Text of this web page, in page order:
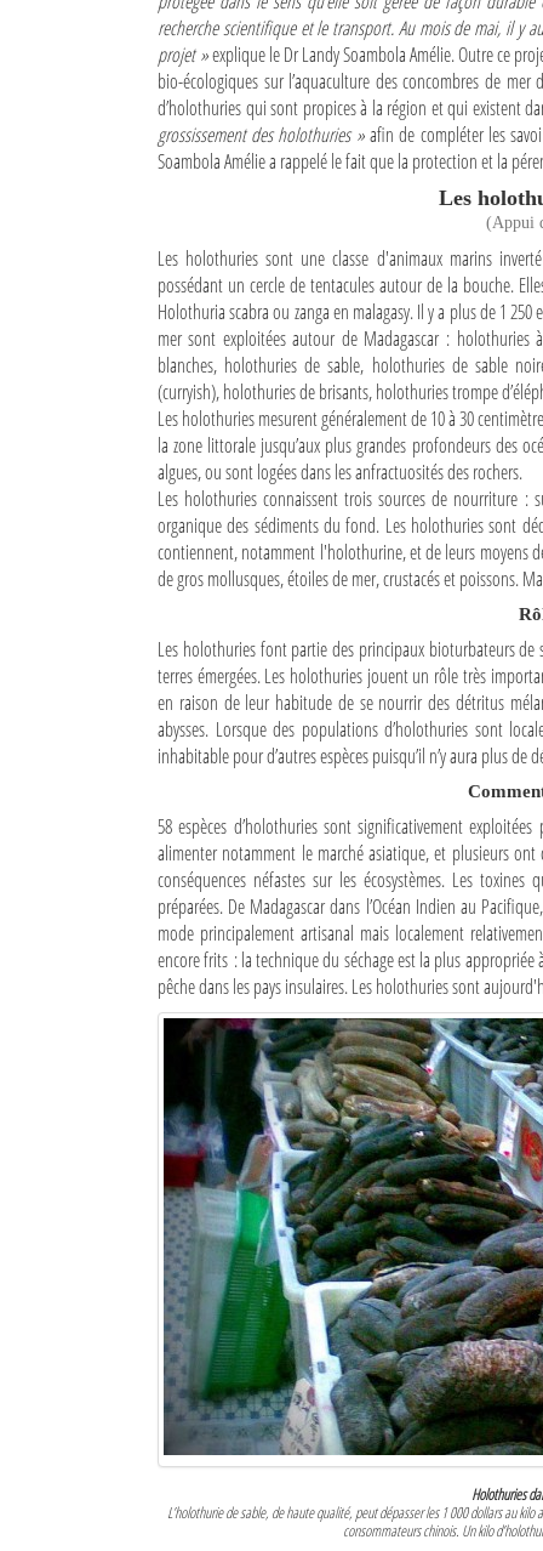
La Tribune de Diego en PDF
Connexion
Identifiant oublié ?
Mot de passe oublié ?
recherche scientifique et le transport. Au mois de mai, il y
projet »explique le Dr Landy Soambola Amélie. Outre ce
bio-écologiques sur l’aquaculture des concombres de
d’holothuries qui sont propices à la région et qui existent
grossissement des holothuries »afin de compléter les
Soambola Amélie a rappelé le fait que la protection et la
Les
(Appui
Les holothuries sont une classe d'animaux marins
possédant un cercle de tentacules autour de la bouche.
Holothuria scabra ou zanga en malagasy. Il y a plus de 1 250
mer sont exploitées autour de Madagascar : holothuries
blanches, holothuries de sable, holothuries de sable
(curryish), holothuries de brisants, holothuries trompe
Les holothuries mesurent généralement de 10 à 30
la zone littorale jusqu’aux plus grandes profondeurs des
algues, ou sont logées dans les anfractuosités des rochers.
Les holothuries connaissent trois sources de nourriture
organique des sédiments du fond. Les holothuries sont
contiennent, notamment l'holothurine, et de leurs moyens
de gros mollusques, étoiles de mer, crustacés et poissons.
Les holothuries font partie des principaux bioturbateurs
terres émergées. Les holothuries jouent un rôle très
en raison de leur habitude de se nourrir des détritus
abysses. Lorsque des populations d’holothuries sont
inhabitable pour d’autres espèces puisqu’il n’y aura plus de
58 espèces d’holothuries sont significativement
alimenter notamment le marché asiatique, et plusieurs
conséquences néfastes sur les écosystèmes. Les
préparées. De Madagascar dans l’Océan Indien au
mode principalement artisanal mais localement
encore frits : la technique du séchage est la plus
pêche dans les pays insulaires. Les holothuries sont
Holothuries
L’holothurie de sable, de haute qualité, peut dépasser les 1 000 dollars au
consommateurs chinois. Un kilo